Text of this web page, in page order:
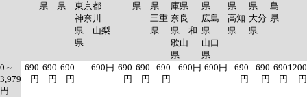
県 県 東京都
神奈川
県 山梨
県
県 県
三重
県
庫県
奈良
県 和
歌山
県
県
広島
県
山口
県
県
高知
県
県
大分
県
島
県
0～
3,979
円
690
円
690
円
690
円
690円 690
円
690
円
690
円
690円 690円
690
円
690
円
690
円
1200
円